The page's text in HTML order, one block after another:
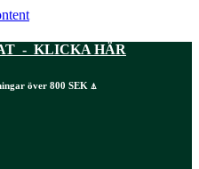
- KLICKA HÄR
över 800 SEK ⍋